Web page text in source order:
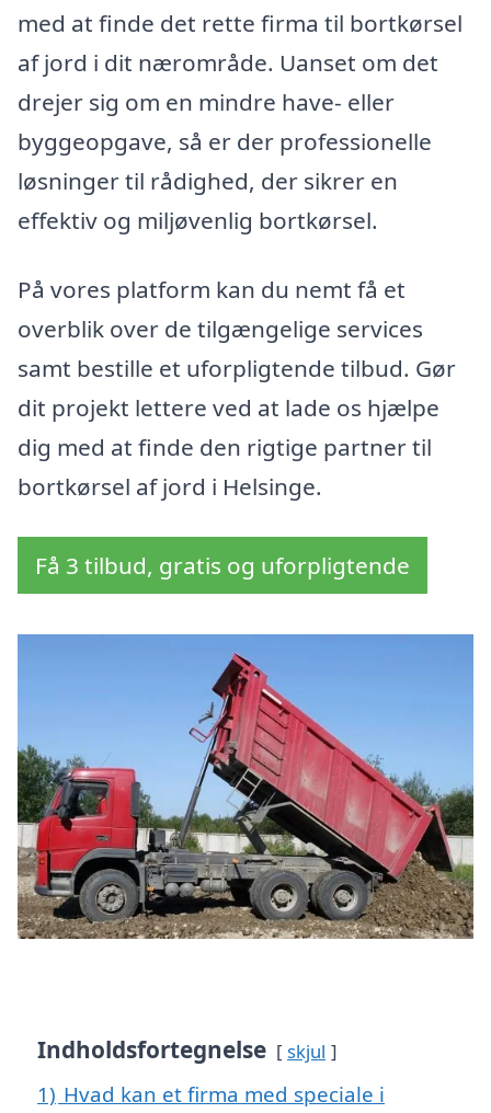
med at finde det rette firma til bortkørsel
af jord i dit nærområde. Uanset om det
drejer sig om en mindre have- eller
byggeopgave, så er der professionelle
løsninger til rådighed, der sikrer en
effektiv og miljøvenlig bortkørsel.
På vores platform kan du nemt få et
overblik over de tilgængelige services
samt bestille et uforpligtende tilbud. Gør
dit projekt lettere ved at lade os hjælpe
dig med at finde den rigtige partner til
bortkørsel af jord i Helsinge.
Få 3 tilbud, gratis og uforpligtende
Indholdsfortegnelse skjul
1) Hvad kan et firma med speciale i